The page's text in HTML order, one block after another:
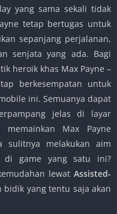
yang sama sekali tidak
tetap bertugas untuk
sepanjang perjalanan,
senjata yang ada. Bagi
heroik khas Max Payne –
berkesempatan untuk
ini. Semuanya dapat
jelas di layar
Max Payne
sulitnya melakukan aim
di game yang satu ini?
lewat Assisted-
yang tentu saja akan